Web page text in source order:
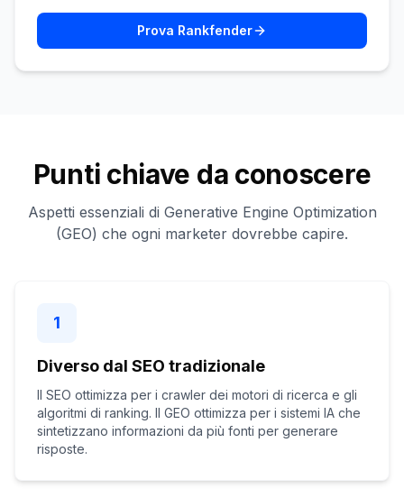
Prova Rankfender
Punti chiave da conoscere
Aspetti essenziali di Generative Engine Optimization
(GEO) che ogni marketer dovrebbe capire.
1
Diverso dal SEO tradizionale
Il SEO ottimizza per i crawler dei motori di ricerca e gli
algoritmi di ranking. Il GEO ottimizza per i sistemi IA che
sintetizzano informazioni da più fonti per generare
risposte.